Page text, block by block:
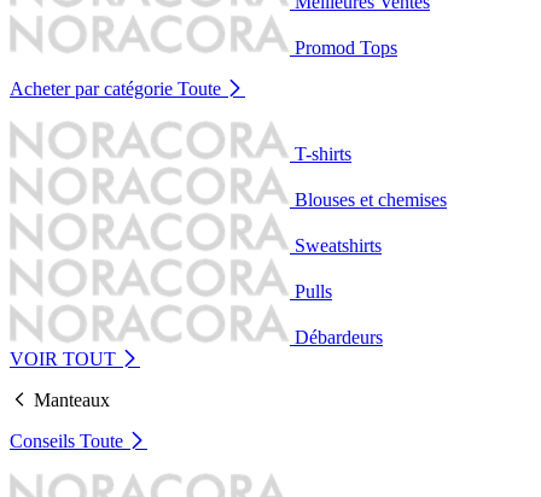
Promod Tops
Acheter par catégorie Toute
T-shirts
Blouses et chemises
Sweatshirts
Pulls
Débardeurs
VOIR TOUT
Manteaux
Conseils Toute